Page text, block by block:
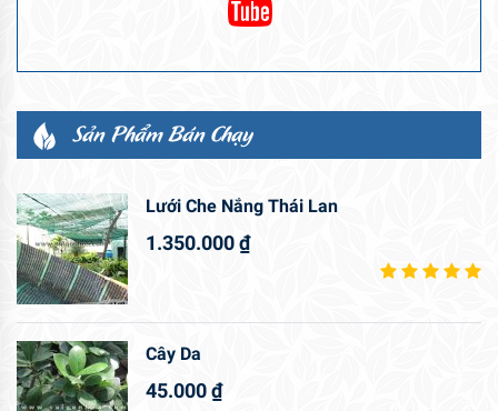
Sản Phẩm Bán Chạy
Lưới Che Nắng Thái Lan
1.350.000₫
Cây Da
45.000₫